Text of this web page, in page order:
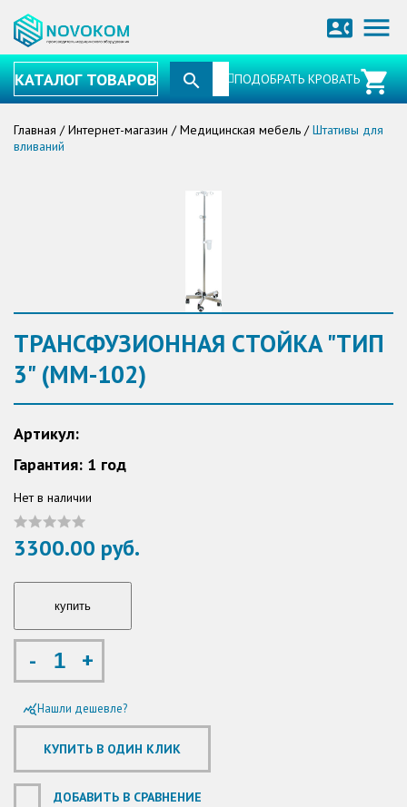
menu
contact_phone
КАТАЛОГ ТОВАРОВ ПОДОБРАТЬ КРОВАТЬ
Главная / Интернет-магазин / Медицинская мебель / Штативы для
вливаний
ТРАНСФУЗИОННАЯ СТОЙКА "ТИП
3" (ММ-102)
Артикул:
Гарантия: 1 год
Нет в наличии
3300.00 руб.
- +
query_statsНашли дешевле?
ДОБАВИТЬ В СРАВНЕНИЕ